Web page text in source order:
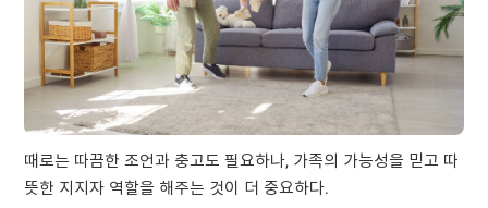
때로는 따끔한 조언과 충고도 필요하나, 가족의 가능성을 믿고 따
뜻한 지지자 역할을 해주는 것이 더 중요하다.